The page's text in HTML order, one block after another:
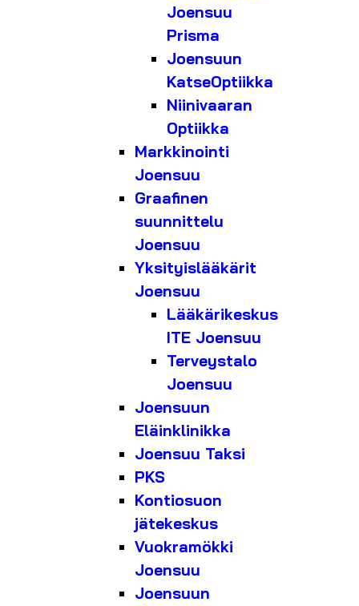
Joensuu
Prisma
Joensuun
KatseOptiikka
Niinivaaran
Optiikka
Markkinointi
Joensuu
Graafinen
suunnittelu
Joensuu
Yksityislääkärit
Joensuu
Lääkärikeskus
ITE Joensuu
Terveystalo
Joensuu
Joensuun
Eläinklinikka
Joensuu Taksi
PKS
Kontiosuon
jätekeskus
Vuokramökki
Joensuu
Joensuun